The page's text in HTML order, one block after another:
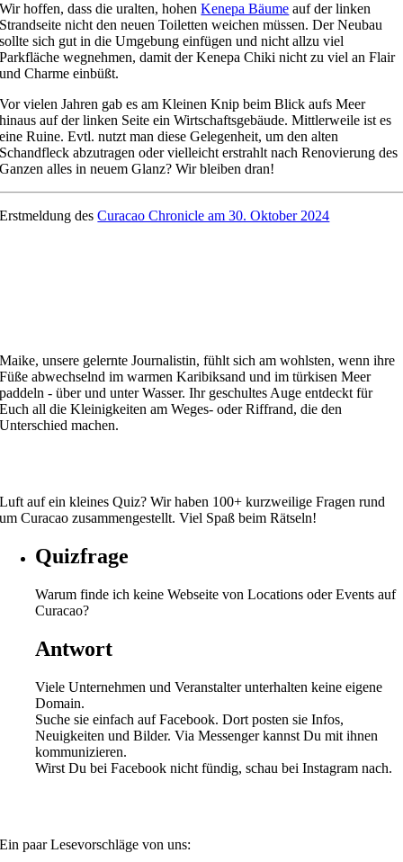
Wir hoffen, dass die uralten, hohenKenepa Bäume auf der linken
Strandseite nicht den neuen Toiletten weichen müssen. Der Neubau
sollte sich gut in die Umgebung einfügen und nicht allzu viel
Parkfläche wegnehmen, damit der Kenepa Chiki nicht zu viel an Flair
und Charme einbüßt.
Vor vielen Jahren gab es am Kleinen Knip beim Blick aufs Meer
hinaus auf der linken Seite ein Wirtschaftsgebäude. Mittlerweile ist es
eine Ruine. Evtl. nutzt man diese Gelegenheit, um den alten
Schandfleck abzutragen oder vielleicht erstrahlt nach Renovierung des
Ganzen alles in neuem Glanz? Wir bleiben dran!
Erstmeldung desCuracao Chronicle am 30. Oktober 2024
Maike, unsere gelernte Journalistin, fühlt sich am wohlsten, wenn ihre
Füße abwechselnd im warmen Karibiksand und im türkisen Meer
paddeln - über und unter Wasser. Ihr geschultes Auge entdeckt für
Euch all die Kleinigkeiten am Weges- oder Riffrand, die den
Unterschied machen.
Luft auf ein kleines Quiz? Wir haben 100+ kurzweilige Fragen rund
um Curacao zusammengestellt. Viel Spaß beim Rätseln!
Quizfrage
Warum finde ich keine Webseite von Locations oder Events auf
Curacao?
Antwort
Viele Unternehmen und Veranstalter unterhalten keine eigene
Domain.
Suche sie einfach auf Facebook. Dort posten sie Infos,
Neuigkeiten und Bilder. Via Messenger kannst Du mit ihnen
kommunizieren.
Wirst Du bei Facebook nicht fündig, schau bei Instagram nach.
Ein paar Lesevorschläge von uns: